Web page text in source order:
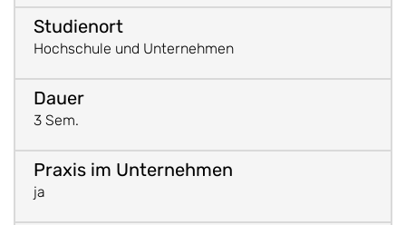
Hochschule und Unternehmen
3 Sem.
ja